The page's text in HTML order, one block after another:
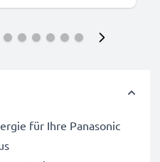
für Ihre Panasonic